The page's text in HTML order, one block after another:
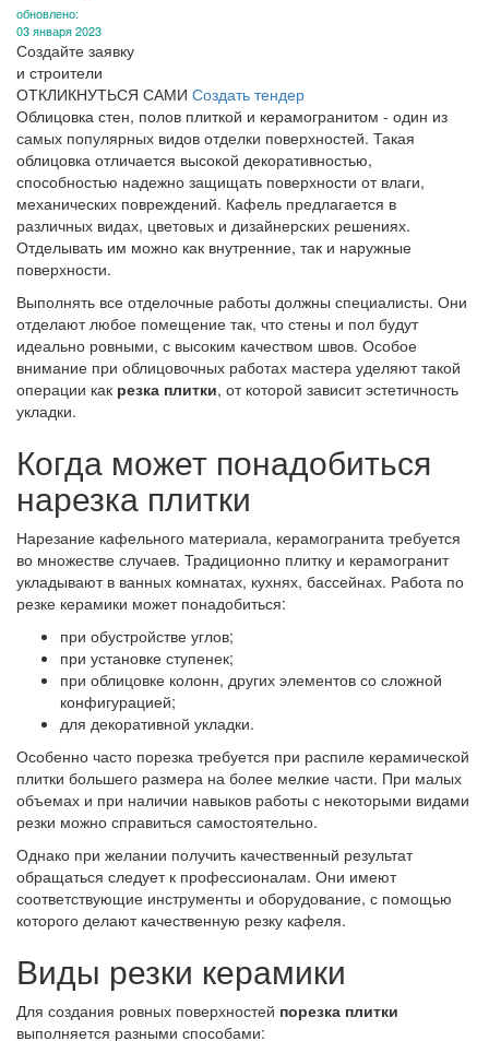
обновлено:
03 января 2023
Создайте заявку
и строители
ОТКЛИКНУТЬСЯ САМИ Создать тендер
Облицовка стен, полов плиткой и керамогранитом - один из
самых популярных видов отделки поверхностей. Такая
облицовка отличается высокой декоративностью,
способностью надежно защищать поверхности от влаги,
механических повреждений. Кафель предлагается в
различных видах, цветовых и дизайнерских решениях.
Отделывать им можно как внутренние, так и наружные
поверхности.
Выполнять все отделочные работы должны специалисты. Они
отделают любое помещение так, что стены и пол будут
идеально ровными, с высоким качеством швов. Особое
внимание при облицовочных работах мастера уделяют такой
операции как резка плитки, от которой зависит эстетичность
укладки.
Когда может понадобиться
нарезка плитки
Нарезание кафельного материала, керамогранита требуется
во множестве случаев. Традиционно плитку и керамогранит
укладывают в ванных комнатах, кухнях, бассейнах. Работа по
резке керамики может понадобиться:
при обустройстве углов;
при установке ступенек;
при облицовке колонн, других элементов со сложной
конфигурацией;
для декоративной укладки.
Особенно часто порезка требуется при распиле керамической
плитки большего размера на более мелкие части. При малых
объемах и при наличии навыков работы с некоторыми видами
резки можно справиться самостоятельно.
Однако при желании получить качественный результат
обращаться следует к профессионалам. Они имеют
соответствующие инструменты и оборудование, с помощью
которого делают качественную резку кафеля.
Виды резки керамики
Для создания ровных поверхностей порезка плитки
выполняется разными способами: